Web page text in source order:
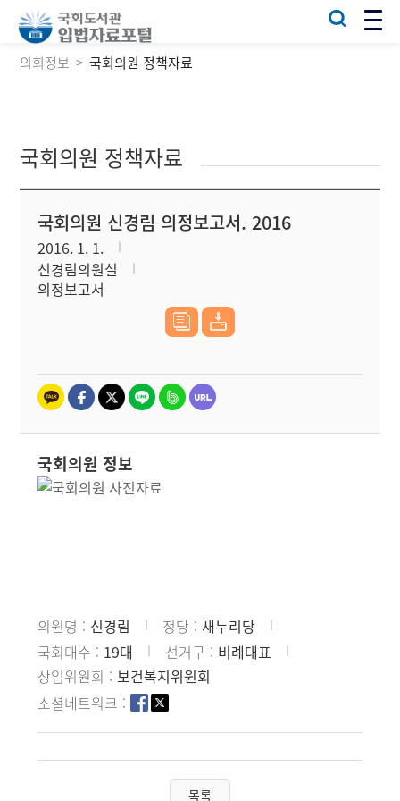
의회정보 국회의원 정책자료
국회의원 정책자료
국회의원 신경림 의정보고서. 2016
2016. 1. 1.
신경림의원실
의정보고서
국회의원 정보
의원명 신경림 정당
새누리당
국회대수
19대 선거구
비례대표
상임위원회
보건복지위원회
소셜네트워크
목록